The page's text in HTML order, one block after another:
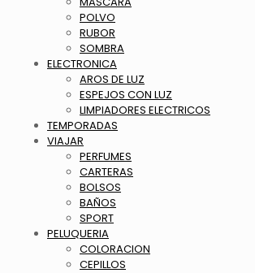
POLVO
RUBOR
SOMBRA
ELECTRONICA
AROS DE LUZ
ESPEJOS CON LUZ
LIMPIADORES ELECTRICOS
TEMPORADAS
VIAJAR
PERFUMES
CARTERAS
BOLSOS
BAÑOS
SPORT
PELUQUERIA
COLORACION
CEPILLOS